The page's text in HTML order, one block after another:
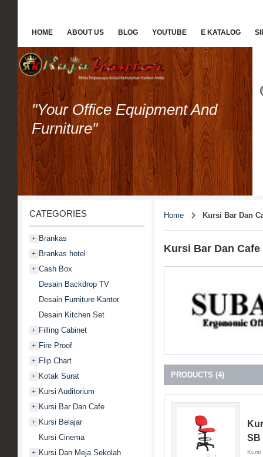
HOME ABOUT US BLOG YOUTUBE E KATALOG
"Your Office Equipment And
Furniture"
CATEGORIES
+ Brankas
+ Brankas hotel
+ Cash Box
Desain Backdrop TV
Desain Furniture Kantor
Desain Kitchen Set
+ Filling Cabinet
+ Fire Proof
+ Flip Chart
+ Kotak Surat
+ Kursi Auditorium
+ Kursi Bar Dan Cafe
+ Kursi Belajar
Kursi Cinema
+ Kursi Dan Meja Sekolah
Home Kursi Bar Dan
Kursi Bar Dan Cafe
PRODUCTS (4)
SB
Kursi